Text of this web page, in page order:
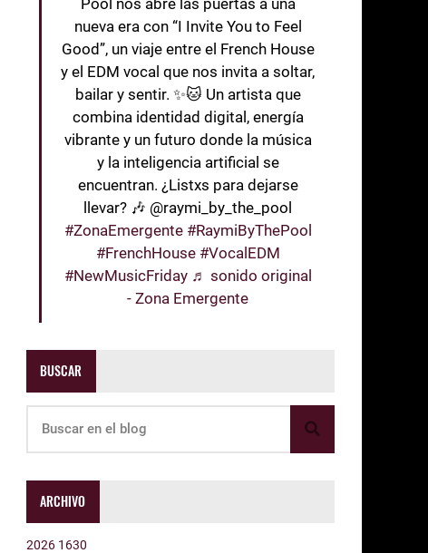
nueva era con “I Invite You to Feel
Good”, un viaje entre el French House
y el EDM vocal que nos invita a soltar,
bailar y sentir. ✨🐱 Un artista que
combina identidad digital, energía
vibrante y un futuro donde la música
y la inteligencia artificial se
encuentran. ¿Listxs para dejarse
llevar? 🎶 @raymi_by_the_pool
#ZonaEmergente #RaymiByThePool
#FrenchHouse #VocalEDM
#NewMusicFriday ♬ sonido original
- Zona Emergente
BUSCAR
ARCHIVO
2026 1630